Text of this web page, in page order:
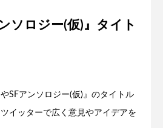
ソロジー(仮)』タイト
SFアンソロジー(仮)』のタイトル
イッターで広く意見やアイデアを